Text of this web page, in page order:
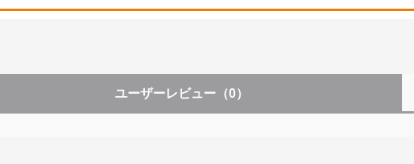
ユーザーレビュー （0）